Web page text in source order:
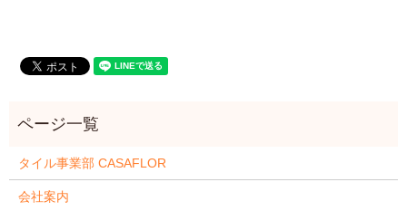
タイル事業部 CASAFLOR
会社案内